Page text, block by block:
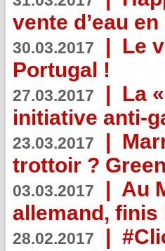
vente d’eau
30.03.2017 | Le
Portugal !
27.03.2017 | La
initiative anti-
23.03.2017 |
trottoir ?
03.03.2017 | Au
allemand, finis
28.02.2017 |